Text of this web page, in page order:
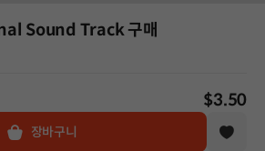
Sound Track 구매
$3.50
장바구니